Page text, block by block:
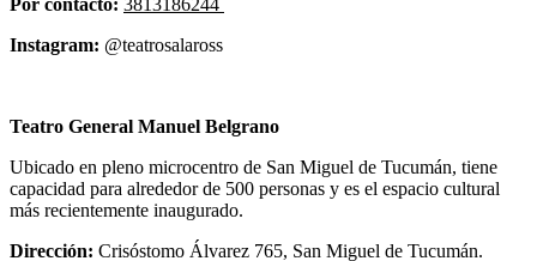
Por contacto: 3813186244
Instagram: @teatrosalaross
Teatro General Manuel Belgrano
Ubicado en pleno microcentro de San Miguel de Tucumán, tiene
capacidad para alrededor de 500 personas y es el espacio cultural
más recientemente inaugurado.
Dirección: Crisóstomo Álvarez 765, San Miguel de Tucumán.